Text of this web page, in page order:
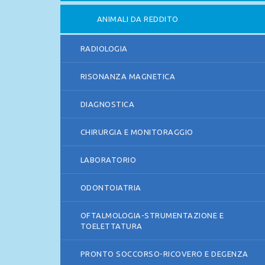
ANIMALI DA REDDITO
RADIOLOGIA
RISONANZA MAGNETICA
DIAGNOSTICA
CHIRURGIA E MONITORAGGIO
LABORATORIO
ODONTOIATRIA
OFTALMOLOGIA-STRUMENTAZIONE E
TOELETTATURA
PRONTO SOCCORSO-RICOVERO E DEGENZA